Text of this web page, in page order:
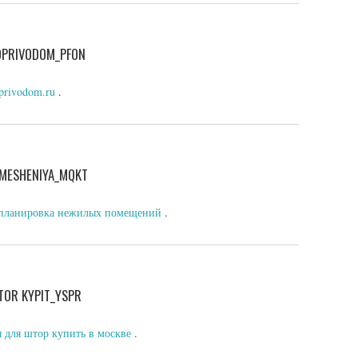
.
нежилых помещений .
KYPIT_YSPR
для штор купить в москве .